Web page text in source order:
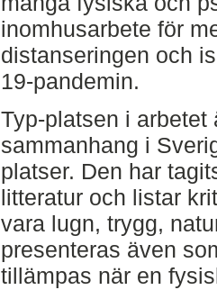
inomhusarbete för
distanseringen och
19-pandemin.
Typ-platsen i
sammanhang i
platser. Den har
litteratur och listar
vara lugn, trygg,
presenteras även
tillämpas när en